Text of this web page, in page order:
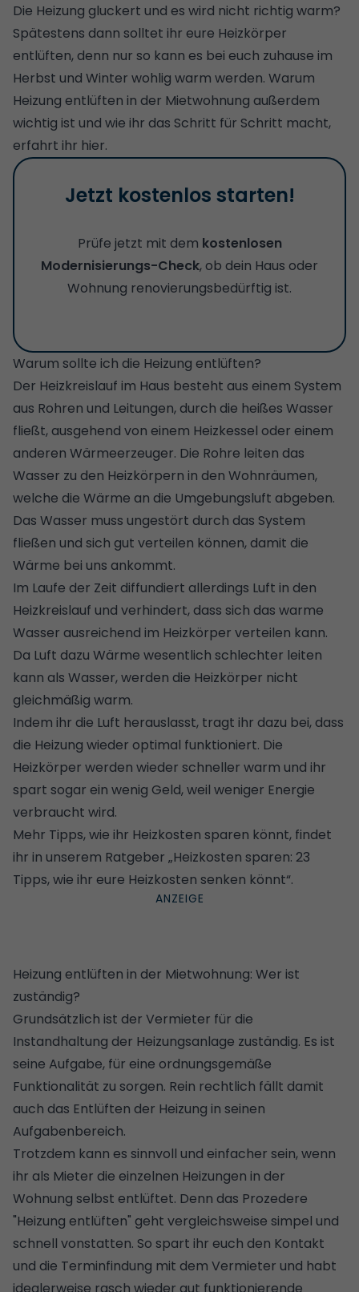
Die Heizung gluckert und es wird nicht richtig warm?
Spätestens dann solltet ihr eure Heizkörper
entlüften, denn nur so kann es bei euch zuhause im
Herbst und Winter wohlig warm werden. Warum
Heizung entlüften in der Mietwohnung außerdem
wichtig ist und wie ihr das Schritt für Schritt macht,
erfahrt ihr hier.
Jetzt kostenlos starten!
Prüfe jetzt mit dem kostenlosen
Modernisierungs-Check, ob dein Haus oder
Wohnung renovierungsbedürftig ist.
Warum sollte ich die Heizung entlüften?
Der Heizkreislauf im Haus besteht aus einem System
aus Rohren und Leitungen, durch die heißes Wasser
fließt, ausgehend von einem Heizkessel oder einem
anderen Wärmeerzeuger. Die Rohre leiten das
Wasser zu den Heizkörpern in den Wohnräumen,
welche die Wärme an die Umgebungsluft abgeben.
Das Wasser muss ungestört durch das System
fließen und sich gut verteilen können, damit die
Wärme bei uns ankommt.
Im Laufe der Zeit diffundiert allerdings Luft in den
Heizkreislauf und verhindert, dass sich das warme
Wasser ausreichend im Heizkörper verteilen kann.
Da Luft dazu Wärme wesentlich schlechter leiten
kann als Wasser, werden die Heizkörper nicht
gleichmäßig warm.
Indem ihr die Luft herauslasst, tragt ihr dazu bei, dass
die Heizung wieder optimal funktioniert. Die
Heizkörper werden wieder schneller warm und ihr
spart sogar ein wenig Geld, weil weniger Energie
verbraucht wird.
Mehr Tipps, wie ihr Heizkosten sparen könnt, findet
ihr in unserem Ratgeber „Heizkosten sparen: 23
Tipps, wie ihr eure Heizkosten senken könnt“.
Heizung entlüften in der Mietwohnung: Wer ist
zuständig?
Grundsätzlich ist der Vermieter für die
Instandhaltung der Heizungsanlage zuständig. Es ist
seine Aufgabe, für eine ordnungsgemäße
Funktionalität zu sorgen. Rein rechtlich fällt damit
auch das Entlüften der Heizung in seinen
Aufgabenbereich.
Trotzdem kann es sinnvoll und einfacher sein, wenn
ihr als Mieter die einzelnen Heizungen in der
Wohnung selbst entlüftet. Denn das Prozedere
"Heizung entlüften" geht vergleichsweise simpel und
schnell vonstatten. So spart ihr euch den Kontakt
und die Terminfindung mit dem Vermieter und habt
idealerweise rasch wieder gut funktionierende